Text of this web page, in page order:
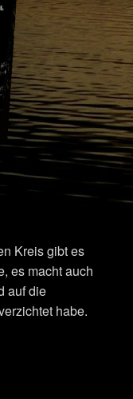
Kreis gibt es
es macht auch
auf die
habe.